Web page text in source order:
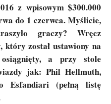
z wpisowym $300.000
do 1 czerwca. Myślicie,
graczy? Wręcz
został ustawiony na
a przy stole
jak: Phil Hellmuth,
Esfandiari (pełną listę